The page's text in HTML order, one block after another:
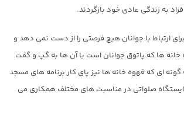
به زندگی عادی خود بازگردند.
ارتباط با جوانان هیچ فرصتی را از دست نمی دهد و
خانه ها که پاتوق جوانان است با آن ها به گپ و گفت
ای که قهوه خانه ها نیز پای کار برنامه های مسجد
ایستگاه صلواتی در مناسبت های مختلف همکاری می